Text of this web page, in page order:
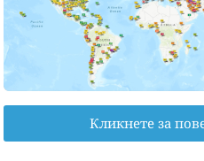
Кликнете за